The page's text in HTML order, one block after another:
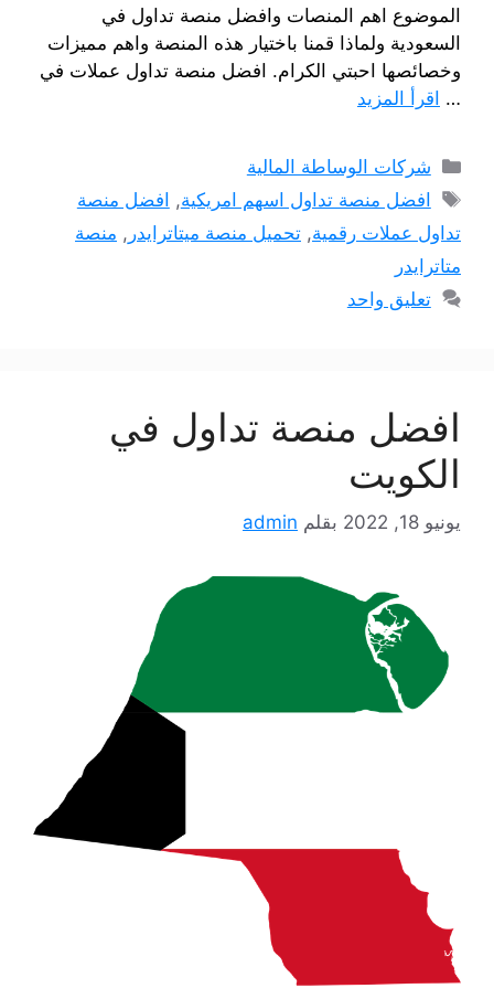
الموضوع اهم المنصات وافضل منصة تداول في
السعودية ولماذا قمنا باختيار هذه المنصة واهم مميزات
وخصائصها احبتي الكرام. افضل منصة تداول عملات في
… اقرأ المزيد
التصنيفات
شركات الوساطة المالية
الوسوم
افضل منصة تداول اسهم امريكية, افضل منصة
تداول عملات رقمية, تحميل منصة ميتاترايدر , منصة
متاترايدر
تعليق واحد
افضل منصة تداول في
الكويت
يونيو 18, 2022 بقلم admin